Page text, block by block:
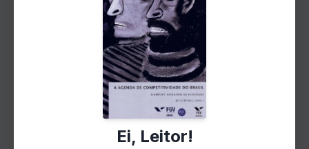
país só pode ser verdadeiramente competitivo
se tiver uma mão de obra qualificada e
preparada para os desafios do mercado global.
Bonelli propõe medidas para valorizar os
professores, modernizar as escolas e
estimular o aprendizado ao longo da vida. Ele
também destaca a importância de promover a
Ei, Leitor!